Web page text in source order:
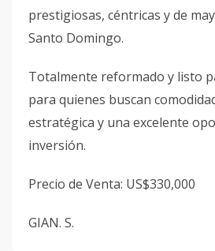
prestigiosas, céntricas y de
Santo Domingo.
Totalmente reformado y listo
para quienes buscan
estratégica y una excelente
inversión.
Precio de Venta: US$330,000
GIAN. S.